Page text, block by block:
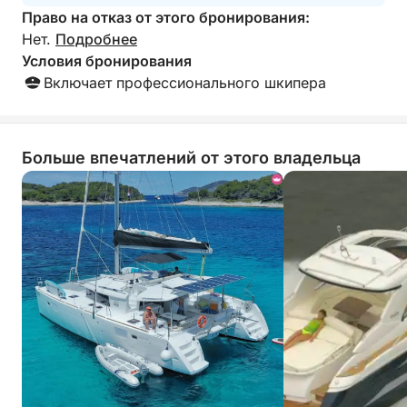
максимально комфортного путешествия.
Идеально подходит для пар, семей или групп
друзей, эта полудневная поездка обещает
незабываемые воспоминания на Средиземном
Коста-Бланка? Средиземноморье ждет вас.
Право на отказ от этого бронирования:
Нет. Подробнее
Условия бронирования
Включает профессионального шкипера
Больше впечатлений от этого владельца